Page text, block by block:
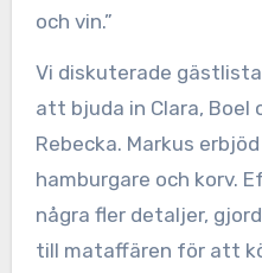
och vin.”
Vi diskuterade
att bjuda in Clara, Boel
Rebecka. Markus
hamburgare och korv.
några fler detaljer,
till mataffären för att